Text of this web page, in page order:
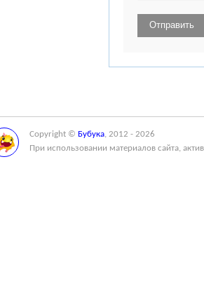
Copyright © Бубука, 2012 - 2026
При использовании материалов сайта,